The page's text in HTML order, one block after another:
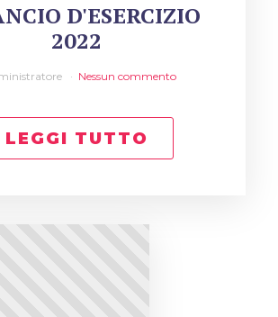
D'ESERCIZIO
2022
Nessun commento
LEGGI TUTTO